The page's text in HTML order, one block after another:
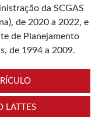
da SCGAS
de 2020 a 2022, e
de Planejamento
de 1994 a 2009.
LATTES